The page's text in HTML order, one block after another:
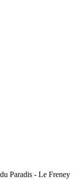
Paradis - Le Freney